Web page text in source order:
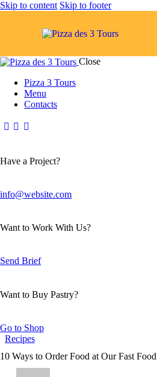
Skip to content Skip to footer
Close
Pizza 3 Tours
Menu
Contacts
Have a Project?
info@website.com
Want to Work With Us?
Send Brief
Want to Buy Pastry?
Go to Shop
Recipes
10 Ways to Order Food at Our Fast